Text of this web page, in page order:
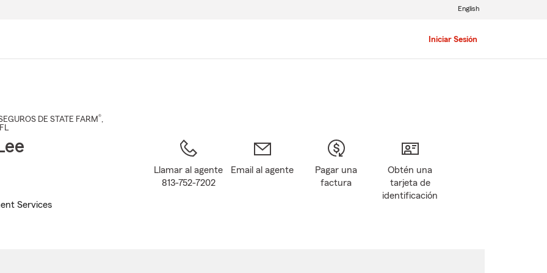
Iniciar Sesión
English
DE STATE FARM®,
Services
Llamar al agente
813-752-7202
Email al agente
Pagar una
factura
Obtén una
tarjeta de
identificación